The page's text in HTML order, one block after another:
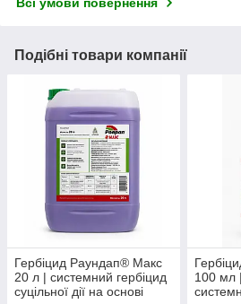
Всі умови повернення
Подібні товари компанії
Гербіцид Раундап® Макс
20 л | системний гербіцид
суцільної дії на основі
100 мл